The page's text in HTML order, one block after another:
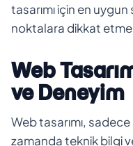
tasarımı için en
noktalara dikkat
Web
ve Deneyim
Web tasarımı,
zamanda teknik bilgi